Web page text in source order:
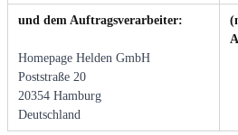
und dem Auftragsverarbeiter:
Homepage Helden GmbH
Poststraße 20
20354 Hamburg
Deutschland